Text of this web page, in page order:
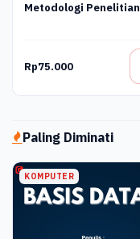
Metodologi Penelitian
Rp75.000
Paling Diminati
KOMPUTER